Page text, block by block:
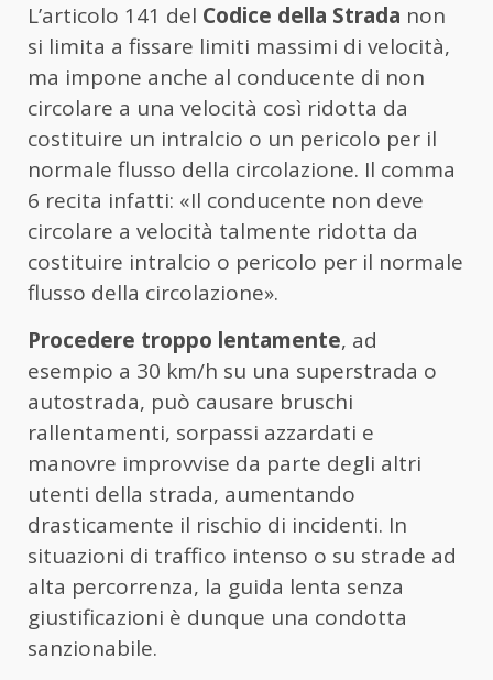
L’articolo 141 del Codice della Strada non
si limita a fissare limiti massimi di velocità,
ma impone anche al conducente di non
circolare a una velocità così ridotta da
costituire un intralcio o un pericolo per il
normale flusso della circolazione. Il comma
6 recita infatti: «Il conducente non deve
circolare a velocità talmente ridotta da
costituire intralcio o pericolo per il normale
flusso della circolazione».
Procedere troppo lentamente, ad
esempio a 30 km/h su una superstrada o
autostrada, può causare bruschi
rallentamenti, sorpassi azzardati e
manovre improvvise da parte degli altri
utenti della strada, aumentando
drasticamente il rischio di incidenti. In
situazioni di traffico intenso o su strade ad
alta percorrenza, la guida lenta senza
giustificazioni è dunque una condotta
sanzionabile.